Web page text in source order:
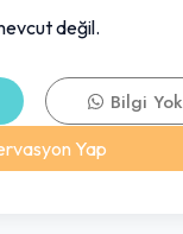
değil.
Bilgi Yok
Yap